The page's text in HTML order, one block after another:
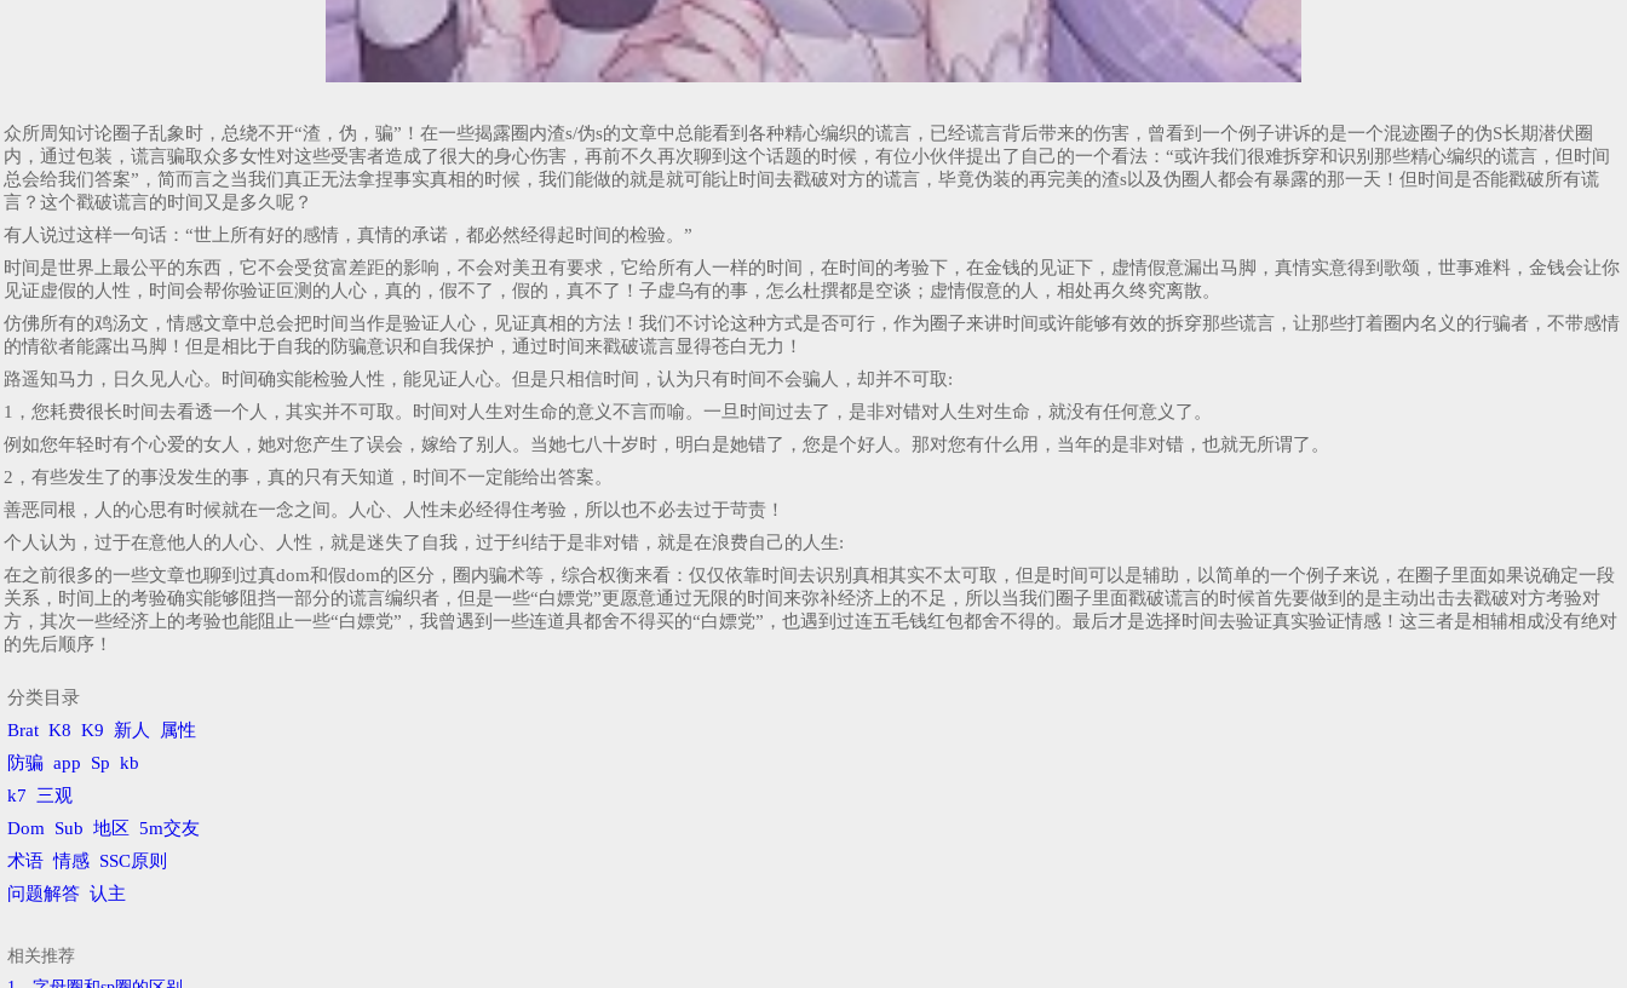
众所周知讨论圈子乱象时，总绕不开“渣，伪，骗”！在一些揭露圈内渣s/伪s的文章中总能看到各种精心编织的谎言，已经谎言背后带来的伤害，曾看到一个例子讲诉的是一个混迹圈子的伪S长期潜伏圈
内，通过包装，谎言骗取众多女性对这些受害者造成了很大的身心伤害，再前不久再次聊到这个话题的时候，有位小伙伴提出了自己的一个看法：“或许我们很难拆穿和识别那些精心编织的谎言，但时间
总会给我们答案”，简而言之当我们真正无法拿捏事实真相的时候，我们能做的就是就可能让时间去戳破对方的谎言，毕竟伪装的再完美的渣s以及伪圈人都会有暴露的那一天！但时间是否能戳破所有谎
言？这个戳破谎言的时间又是多久呢？
有人说过这样一句话：“世上所有好的感情，真情的承诺，都必然经得起时间的检验。”
时间是世界上最公平的东西，它不会受贫富差距的影响，不会对美丑有要求，它给所有人一样的时间，在时间的考验下，在金钱的见证下，虚情假意漏出马脚，真情实意得到歌颂，世事难料，金钱会让你
见证虚假的人性，时间会帮你验证叵测的人心，真的，假不了，假的，真不了！子虚乌有的事，怎么杜撰都是空谈；虚情假意的人，相处再久终究离散。
仿佛所有的鸡汤文，情感文章中总会把时间当作是验证人心，见证真相的方法！我们不讨论这种方式是否可行，作为圈子来讲时间或许能够有效的拆穿那些谎言，让那些打着圈内名义的行骗者，不带感情
的情欲者能露出马脚！但是相比于自我的防骗意识和自我保护，通过时间来戳破谎言显得苍白无力！
路遥知马力，日久见人心。时间确实能检验人性，能见证人心。但是只相信时间，认为只有时间不会骗人，却并不可取:
1，您耗费很长时间去看透一个人，其实并不可取。时间对人生对生命的意义不言而喻。一旦时间过去了，是非对错对人生对生命，就没有任何意义了。
例如您年轻时有个心爱的女人，她对您产生了误会，嫁给了别人。当她七八十岁时，明白是她错了，您是个好人。那对您有什么用，当年的是非对错，也就无所谓了。
2，有些发生了的事没发生的事，真的只有天知道，时间不一定能给出答案。
善恶同根，人的心思有时候就在一念之间。人心、人性未必经得住考验，所以也不必去过于苛责！
个人认为，过于在意他人的人心、人性，就是迷失了自我，过于纠结于是非对错，就是在浪费自己的人生:
在之前很多的一些文章也聊到过真dom和假dom的区分，圈内骗术等，综合权衡来看：仅仅依靠时间去识别真相其实不太可取，但是时间可以是辅助，以简单的一个例子来说，在圈子里面如果说确定一段
关系，时间上的考验确实能够阻挡一部分的谎言编织者，但是一些“白嫖党”更愿意通过无限的时间来弥补经济上的不足，所以当我们圈子里面戳破谎言的时候首先要做到的是主动出击去戳破对方考验对
方，其次一些经济上的考验也能阻止一些“白嫖党”，我曾遇到一些连道具都舍不得买的“白嫖党”，也遇到过连五毛钱红包都舍不得的。最后才是选择时间去验证真实验证情感！这三者是相辅相成没有绝对
的先后顺序！
分类目录
Brat K8 K9 新人
属性
防骗 app Sp kb
k7 三观
Dom Sub 地区
5m交友
术语 情感 SSC原则
问题解答 认主
相关推荐